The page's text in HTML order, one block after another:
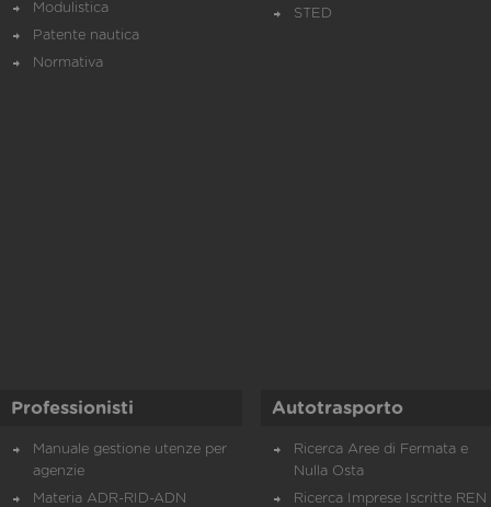
Modulistica
Patente nautica
Normativa
STED
Professionisti
Manuale gestione utenze per
agenzie
Materia ADR-RID-ADN
Autotrasporto
Ricerca Aree di Fermata e
Nulla Osta
Ricerca Imprese Iscritte REN